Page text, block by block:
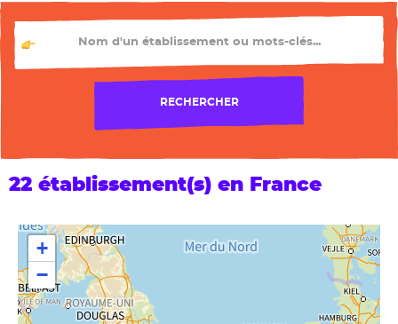
TU CHERCHES QUEL ÉTABLISSEMENT ?
RECHERCHER
22 établissement(s) en France
+
−